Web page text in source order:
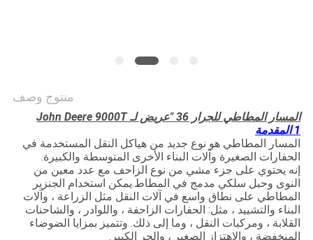
منتوج وصف
المسار المطاطي للجرار 36 "عريض لـ John Deere 9000T
1 المقدمة
المسار المطاطي هو نوع جديد من هياكل النقل المستخدمة في
الحفارات الصغيرة وآلات البناء الأخرى المتوسطة والكبيرة.
إنه يحتوي على جزء مشي من نوع الزاحف مع عدد معين من
النوى وحبل سلكي مدمج في المطاط.يمكن استخدام الجنزير
المطاطي على نطاق واسع في آلات النقل مثل الزراعة ، وآلات
البناء والتشييد ، مثل: الحفارات الزاحفة ، واللوادر ، والشاحنات
القلابة ، ومركبات النقل ، وما إلى ذلك. وتتميز بمزايا الضوضاء
المنخفضة ، والاهتزاز الصغير ، والجر الكبير.